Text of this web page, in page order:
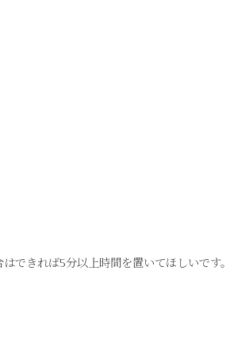
できれば5分以上時間を置いてほしいです。